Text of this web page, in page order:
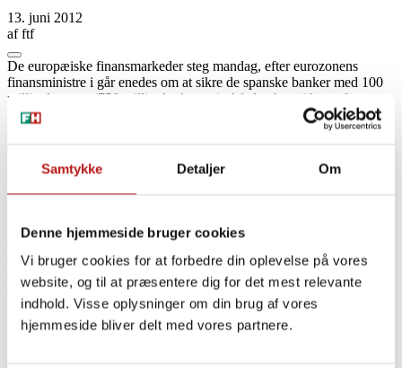
Samtykke Detaljer Om
Denne hjemmeside bruger cookies
Vi bruger cookies for at forbedre din oplevelse på vores
website, og til at præsentere dig for det mest relevante
indhold. Visse oplysninger om din brug af vores
hjemmeside bliver delt med vores partnere.
13. juni 2012
af ftf
Del
på
Facebook
Del
på
Bluesky
Del
på
LinkedIn
Kopier
link
via
E-
mail
De europæiske finansmarkeder steg mandag, efter eurozonens
finansministre i går enedes om at sikre de spanske banker med 100
milliarder euro (750 milliarder kroner). Aftalen kom i hus, efter
ministrene fra de 17 lande og EU var i kontakt med hinanden
gennem 2,5 timer. Den blev staks modtaget med tilfredshed rundt
Valutafond, Christine Lagarde, at IMF ikke deltager i hjælpen, men
stiller sig til rådighed, når hjælpen skal omsættes, og det spanske
banksystem ændres og udviklingen overvåges.
Aftalen skabte også ro på det spanske kapitalmarked, hvor penge
ellers er fosset ud af bankerne gennem flere måneder. De spanske
statsobligationer steg, men renten på en tiårig obligation var stadig
over seks procent. Hvordan den udvikling bliver, er noget af det,
som en række iagttagere på finansmarkederne ser frem til med
spænding.